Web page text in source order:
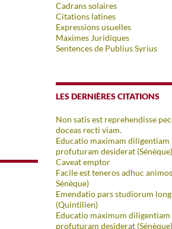
Cadrans solaires
Citations latines
Expressions usuelles
Maximes Juridiques
Sentences de Publius Syrius
LES DERNIÈRES CITATIONS
Non satis est reprehendisse
doceas recti viam.
Educatio maximam
profuturam desiderat (Sénèque)
Caveat emptor
Facile est teneros adhuc
Sénèque)
Emendatio pars studiorum
(Quintilien)
Educatio maximum
profuturam desiderat (Sénèque)